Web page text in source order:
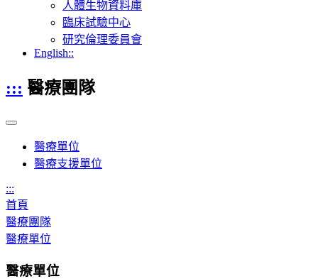
人體生物資料庫
臨床試驗中心
研究倫理委員會
English::
::: 醫療團隊
醫療單位
醫療支援單位
:::
首頁
醫療團隊
醫療單位
醫療單位